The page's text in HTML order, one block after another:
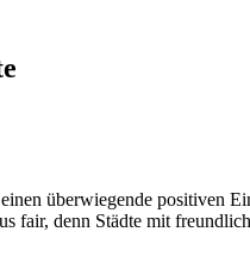
überwiegende positiven
fair, denn Städte mit